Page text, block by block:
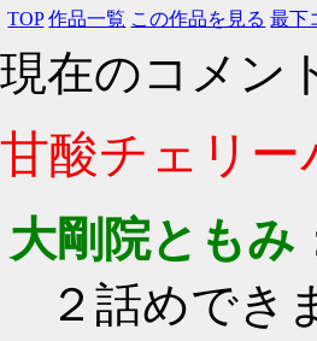
TOP 作品一覧 この作品を見る 最下
現在のコメン
甘酸チェリー
大剛院ともみ
２話めでき